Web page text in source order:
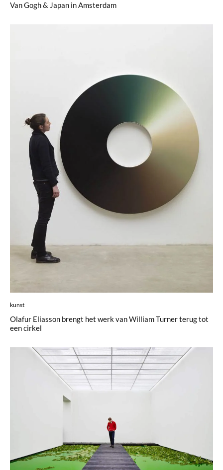
Van Gogh & Japan in Amsterdam
kunst
Olafur Eliasson brengt het werk van William Turner terug tot
een cirkel